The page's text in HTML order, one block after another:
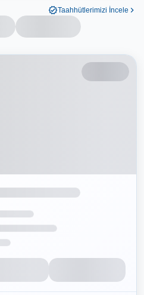
Taahhütlerimizi İncele